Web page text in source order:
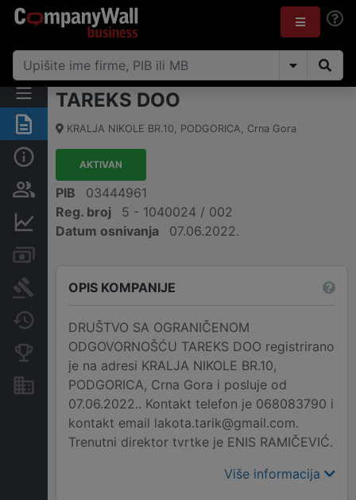
Sažetak
Osobe i vlasništvo
Finansijski podaci
Arhiva sudskih objava
Promjene
Konkurentne kompanije
Nekretnine i imovina
TAREKS DOO
KRALJA NIKOLE BR.10, PODGORICA, Crna Gora
AKTIVAN
PIB
03444961
Reg. broj
5 - 1040024 / 002
Datum osnivanja
07.06.2022.
OPIS KOMPANIJE
DRUŠTVO SA OGRANIČENOM
ODGOVORNOŠĆU TAREKS DOO registrirano
je na adresi KRALJA NIKOLE BR.10,
PODGORICA, Crna Gora i posluje od
07.06.2022.. Kontakt telefon je 068083790 i
kontakt email lakota.tarik@gmail.com.
Trenutni direktor tvrtke je ENIS RAMIČEVIĆ.
Više informacija